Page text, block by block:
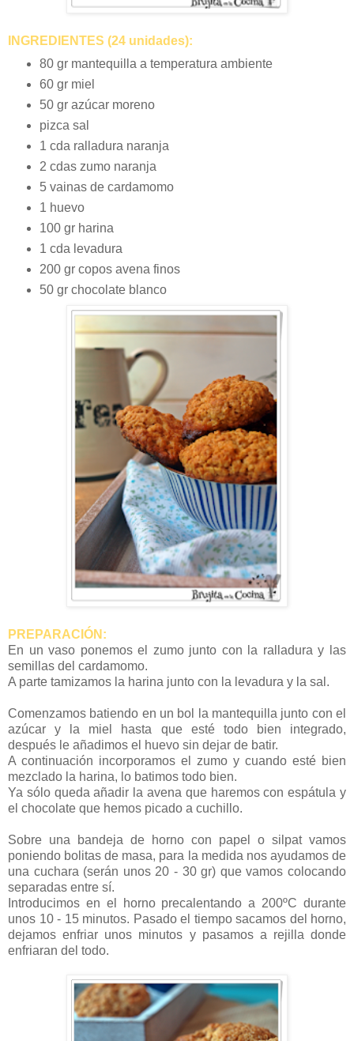
INGREDIENTES (24 unidades):
80 gr mantequilla a temperatura ambiente
60 gr miel
50 gr azúcar moreno
pizca sal
1 cda ralladura naranja
2 cdas zumo naranja
5 vainas de cardamomo
1 huevo
100 gr harina
1 cda levadura
200 gr copos avena finos
50 gr chocolate blanco
PREPARACIÓN:
En un vaso ponemos el zumo junto con la ralladura y las
semillas del cardamomo.
A parte tamizamos la harina junto con la levadura y la sal.
Comenzamos batiendo en un bol la mantequilla junto con el
azúcar y la miel hasta que esté todo bien integrado,
después le añadimos el huevo sin dejar de batir.
A continuación incorporamos el zumo y cuando esté bien
mezclado la harina, lo batimos todo bien.
Ya sólo queda añadir la avena que haremos con espátula y
el chocolate que hemos picado a cuchillo.
Sobre una bandeja de horno con papel o silpat vamos
poniendo bolitas de masa, para la medida nos ayudamos de
una cuchara (serán unos 20 - 30 gr) que vamos colocando
separadas entre sí.
Introducimos en el horno precalentando a 200ºC durante
unos 10 - 15 minutos. Pasado el tiempo sacamos del horno,
dejamos enfriar unos minutos y pasamos a rejilla donde
enfriaran del todo.